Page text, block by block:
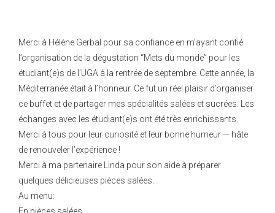
Merci à Hélène Gerbal pour sa confiance en m’ayant confié
l’organisation de la dégustation “Mets du monde” pour les
étudiant(e)s de l’UGA à la rentrée de septembre. Cette année, la
Méditerranée était à l’honneur. Ce fut un réel plaisir d’organiser
ce buffet et de partager mes spécialités salées et sucrées. Les
échanges avec les étudiant(e)s ont été très enrichissants.
Merci à tous pour leur curiosité et leur bonne humeur — hâte
de renouveler l’expérience !
Merci à ma partenaire Linda pour son aide à préparer
quelques délicieuses pièces salées.
Au menu:
En pièces salées